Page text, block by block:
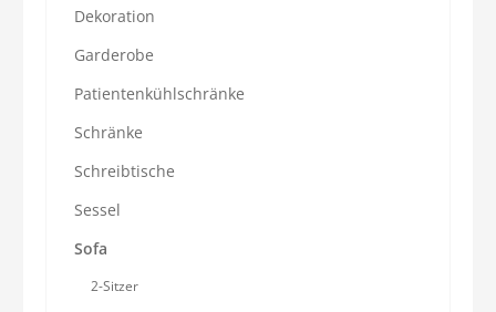
Dekoration
Garderobe
Patientenkühlschränke
Schränke
Schreibtische
Sessel
Sofa
2-Sitzer